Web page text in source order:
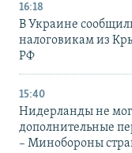
16:18
В Украине
налоговикам из
РФ
15:40
Нидерланды не
дополнительные
– Минобороны